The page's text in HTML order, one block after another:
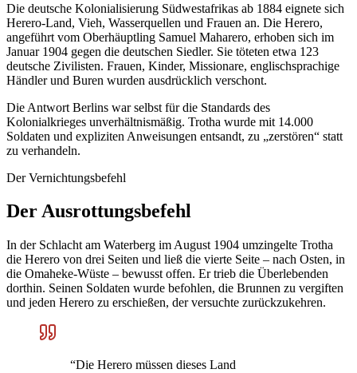
Die deutsche Kolonialisierung Südwestafrikas ab 1884 eignete sich
Herero-Land, Vieh, Wasserquellen und Frauen an. Die Herero,
angeführt vom Oberhäuptling Samuel Maharero, erhoben sich im
Januar 1904 gegen die deutschen Siedler. Sie töteten etwa 123
deutsche Zivilisten. Frauen, Kinder, Missionare, englischsprachige
Händler und Buren wurden ausdrücklich verschont.
Die Antwort Berlins war selbst für die Standards des
Kolonialkrieges unverhältnismäßig. Trotha wurde mit 14.000
Soldaten und expliziten Anweisungen entsandt, zu „zerstören“ statt
zu verhandeln.
Der Vernichtungsbefehl
Der Ausrottungsbefehl
In der Schlacht am Waterberg im August 1904 umzingelte Trotha
die Herero von drei Seiten und ließ die vierte Seite – nach Osten, in
die Omaheke-Wüste – bewusst offen. Er trieb die Überlebenden
dorthin. Seinen Soldaten wurde befohlen, die Brunnen zu vergiften
und jeden Herero zu erschießen, der versuchte zurückzukehren.
“Die Herero müssen dieses Land